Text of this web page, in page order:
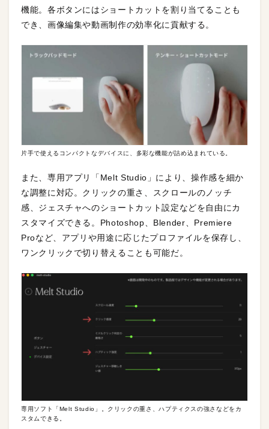
機能。各ボタンにはショートカットを割り当てることも
でき、画像編集や動画制作の効率化に貢献する。
片手で使えるコンパクトなデバイスに、多彩な機能が詰め込まれている。
また、専用アプリ「Melt Studio」により、操作感を細か
な調整に対応。クリックの重さ、スクロールのノッチ
感、ジェスチャへのショートカット設定などを自由にカ
スタマイズできる。Photoshop、Blender、Premiere
Proなど、アプリや用途に応じたプロファイルを保存し、
ワンクリックで切り替えることも可能だ。
専用ソフト「Melt Studio」。クリックの重さ、ハプティクスの強さなどをカ
スタムできる。